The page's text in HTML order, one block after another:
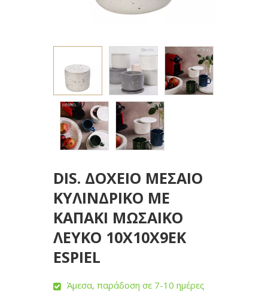
DIS. ΔΟΧΕΙΟ ΜΕΣΑΙΟ
ΚΥΛΙΝΔΡΙΚΟ ΜΕ
ΚΑΠΑΚΙ ΜΩΣΑΙΚΟ
ΛΕΥΚΟ 10Χ10Χ9ΕΚ
ESPIEL
Άμεσα, παράδοση σε 7-10 ημέρες